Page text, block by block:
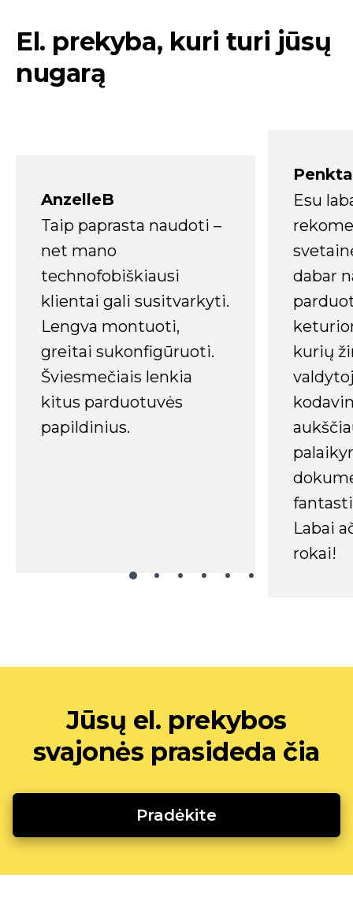
El. prekyba, kuri turi jūsų
nugarą
AnzelleB
Taip paprasta naudoti –
net mano
technofobiškiausi
klientai gali susitvarkyti.
Lengva montuoti,
greitai sukonfigūruoti.
Šviesmečiais lenkia
kitus parduotuvės
papildinius.
Esu
dabar
kurių
Labai
rokai!
Jūsų el. prekybos
svajonės prasideda čia
Pradėkite